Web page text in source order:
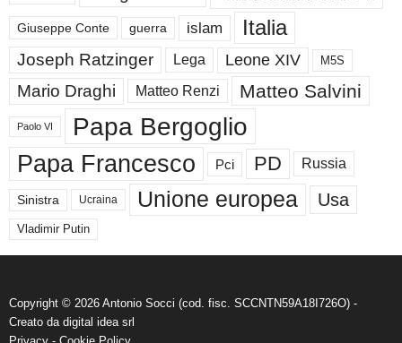
Giuseppe Conte guerra islam Italia
Joseph Ratzinger Lega Leone XIV M5S
Mario Draghi Matteo Renzi Matteo Salvini
Paolo VI Papa Bergoglio
Papa Francesco Pci PD Russia
Sinistra Ucraina Unione europea Usa
Vladimir Putin
Copyright © 2026 Antonio Socci (cod. fisc. SCCNTN59A18I726O) -
Creato da digital idea srl